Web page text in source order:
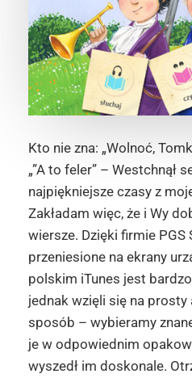
Kto nie zna: „Wolnoć,
„”A to feler” – Westchnął
najpiękniejsze czasy z
Zakładam więc, że i Wy
wiersze. Dzięki firmie PGS
przeniesione na ekrany
polskim iTunes jest
jednak wzięli się na prosty
sposób – wybieramy
je w odpowiednim
wyszedł im doskonale.